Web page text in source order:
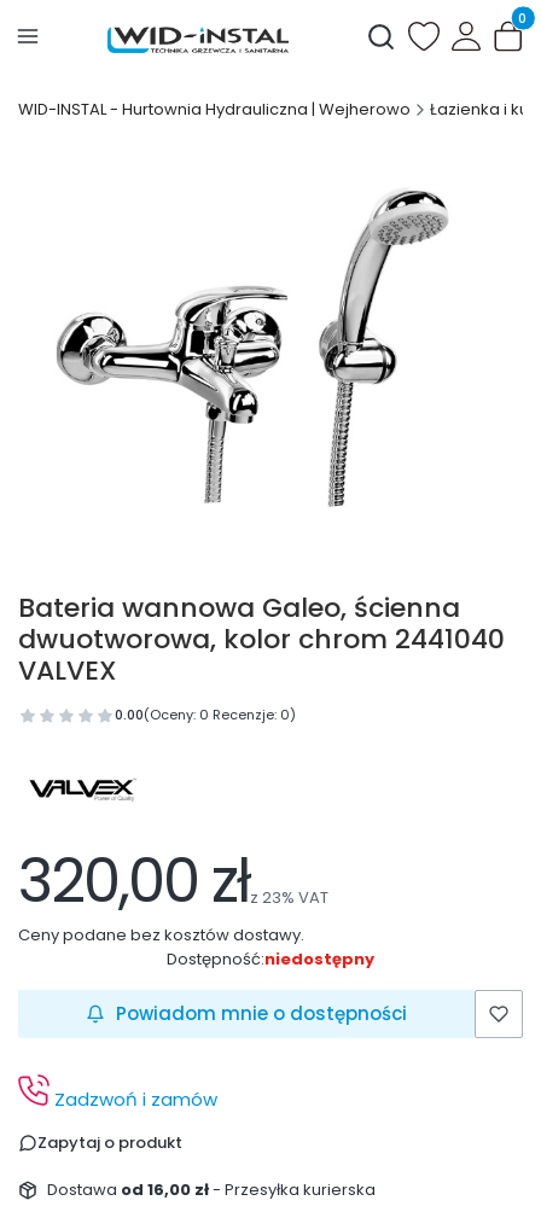
Otwórz
WID-INSTAL - Hurtownia Hydrauliczna | Wejherowo Łazienka i
Bateria wannowa Galeo, ścienna
dwuotworowa, kolor chrom 2441040
VALVEX
0.00(Oceny: 0 Recenzje: 0)
320,00 złz 23% VAT
Ceny podane bez kosztów dostawy.
Dostępność:niedostępny
Powiadom mnie o dostępności
Zadzwoń i zamów
Zapytaj o produkt
Dostawa od 16,00 zł- Przesyłka kurierska